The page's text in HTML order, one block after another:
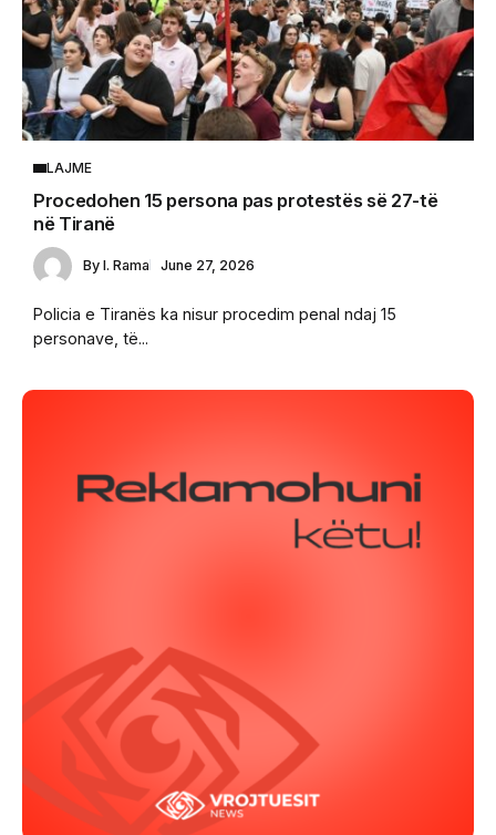
LAJME
Procedohen 15 persona pas protestës së 27-të
në Tiranë
By I. Rama June 27, 2026
Policia e Tiranës ka nisur procedim penal ndaj 15
personave, të...